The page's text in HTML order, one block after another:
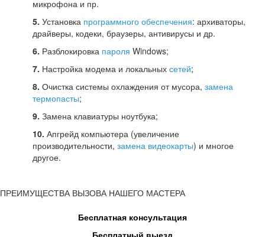
микрофона и пр.
5. Установка программного обеспечения: архиваторы,
драйверы, кодеки, браузеры, антивирусы и др.
6. Разблокировка пароля Windows;
7. Настройка модема и локальных сетей;
8. Очистка системы охлаждения от мусора, замена
термопасты;
9. Замена клавиатуры ноутбука;
10. Апгрейд компьютера (увеличение
производительности, замена видеокарты) и многое
другое.
ПРЕИМУЩЕСТВА ВЫЗОВА НАШЕГО МАСТЕРА
Бесплатная консультация